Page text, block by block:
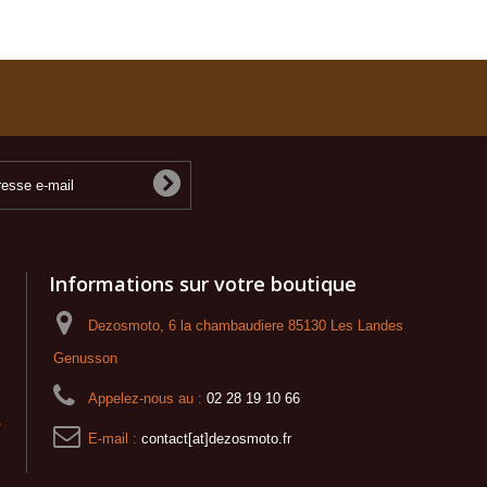
Informations sur votre boutique
Dezosmoto, 6 la chambaudiere 85130 Les Landes
Genusson
Appelez-nous au : 02 28 19 10 66
E-mail : contact[at]dezosmoto.fr